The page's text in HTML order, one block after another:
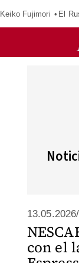
Keiko Fujimori El
13.05.2026/
con el